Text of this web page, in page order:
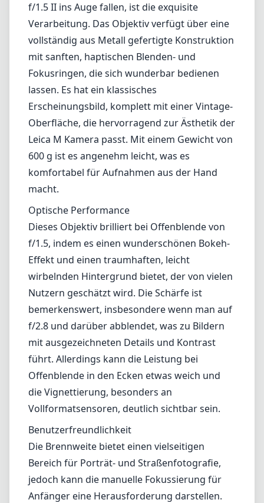
f/1.5 II ins Auge fallen, ist die exquisite
Verarbeitung. Das Objektiv verfügt über eine
vollständig aus Metall gefertigte Konstruktion
mit sanften, haptischen Blenden- und
Fokusringen, die sich wunderbar bedienen
lassen. Es hat ein klassisches
Erscheinungsbild, komplett mit einer Vintage-
Oberfläche, die hervorragend zur Ästhetik der
Leica M Kamera passt. Mit einem Gewicht von
600 g ist es angenehm leicht, was es
komfortabel für Aufnahmen aus der Hand
macht.
Optische Performance
Dieses Objektiv brilliert bei Offenblende von
f/1.5, indem es einen wunderschönen Bokeh-
Effekt und einen traumhaften, leicht
wirbelnden Hintergrund bietet, der von vielen
Nutzern geschätzt wird. Die Schärfe ist
bemerkenswert, insbesondere wenn man auf
f/2.8 und darüber abblendet, was zu Bildern
mit ausgezeichneten Details und Kontrast
führt. Allerdings kann die Leistung bei
Offenblende in den Ecken etwas weich und
die Vignettierung, besonders an
Vollformatsensoren, deutlich sichtbar sein.
Benutzerfreundlichkeit
Die Brennweite bietet einen vielseitigen
Bereich für Porträt- und Straßenfotografie,
jedoch kann die manuelle Fokussierung für
Anfänger eine Herausforderung darstellen.